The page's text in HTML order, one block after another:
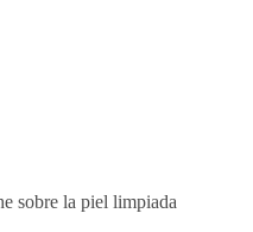
sobre la piel limpiada